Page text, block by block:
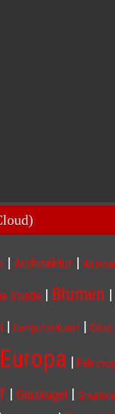
| Architektur |
Stunde | Blumen |
| Computer-Kunst | Côte
Europa |
| Glaskugel |